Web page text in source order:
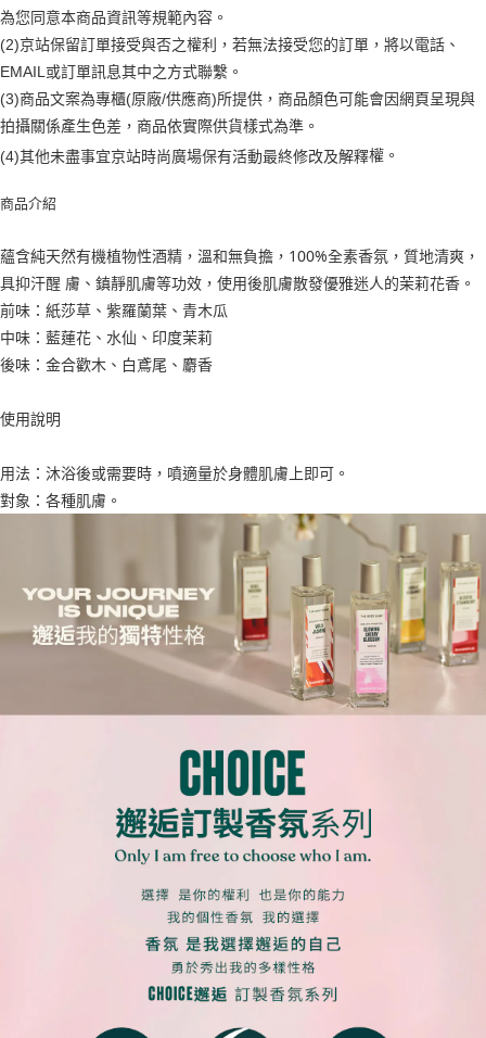
醒簡訊。
2.透過簡訊連結打開帳單後，可選擇「超商條碼／台灣大直營門市／銀行轉
帳／街口支付／iPASS MONEY」等通路繳費。
【注意事項】
1.本服務係由「台灣大哥大股份有限公司」（以下簡稱本公司）所提供，讓
買賣價金債權讓與本公司後，依約使用本公司帳單繳交帳款。
資料（包含姓名、電話或地址）提供予台灣大哥大進項蒐集、處理及利用，
【「AFTEE先享後付」結帳流程】
結帳頁面，進行簡訊認證並確認金額後，即可完成結帳。
２．訂單成立數日內，您將收到繳費通知簡訊。
３．收到繳費通知簡訊後14天內，點擊此簡訊中的連結，可透過四大超商／
ATM／網路銀行／等多元方式進行付款，方視為交易完成。
※ 請注意：結帳手續完成當下不需立刻繳費，但若您需要取消訂單，請聯絡
購買商品的店家。未經商家同意取消之訂單仍視為有效，需透過AFTEE先享
是否繳費成功／繳費後需取消欲退款等相關疑問，請聯繫「AFTEE先享後付
【注意事項】
１．透過由恩沛科技股份有限公司提供之「AFTEE先享後付」服務完成之交
易，需依本服務之必要範圍內提供個人資料，並將交易相關給付款項請求債
２．關於個人資料處理事宜，請瀏覽以下網址：
https://aftee.tw/terms/#terms3
任。
時審查核予不同之上限額度；若仍有額度不足之情形，本公司將視審查結果
請求用戶進行身份認證。
５．嚴禁一人註冊多個帳號或使用他人資訊註冊。若發現惡意使用之情形，
恩沛科技股份有限公司將有權停止該用戶之使用額度並採取法律行動。
每筆NT$70，滿NT$899(含以上)免運費
付款後7-11取貨
每筆NT$70，滿NT$899(含以上)免運費
宅配
每筆NT$100，滿NT$1,000(含以上)免運費
免運費
為您同意本商品資訊等規範內容。
(2)京站保留訂單接受與否之權利，若無法接受您的訂單，將以電話、
EMAIL或訂單訊息其中之方式聯繫。
(3)商品文案為專櫃(原廠/供應商)所提供，商品顏色可能會因網頁呈現與
拍攝關係產生色差，商品依實際供貨樣式為準。
(4)其他未盡事宜京站時尚廣場保有活動最終修改及解釋權。
商品介紹
蘊含純天然有機植物性酒精，溫和無負擔，100%全素香氛，質地清爽，
具抑汗醒 膚、鎮靜肌膚等功效，使用後肌膚散發優雅迷人的茉莉花香。
前味：紙莎草、紫羅蘭葉、青木瓜
中味：藍蓮花、水仙、印度茉莉
後味：金合歡木、白鳶尾、麝香
使用說明
用法：沐浴後或需要時，噴適量於身體肌膚上即可。
對象：各種肌膚。